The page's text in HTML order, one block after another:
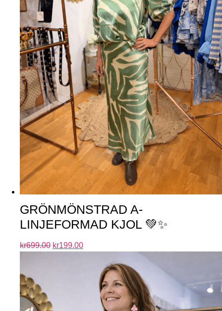
GRÖNMÖNSTRAD A-
LINJEFORMAD KJOL 💚✨
kr699.00 kr199.00